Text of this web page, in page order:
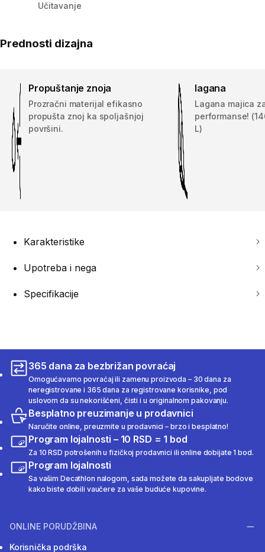
Učitavanje
Prednosti dizajna
Propuštanje znoja
Prozračni materijal efikasno
propušta znoj ka spoljašnjoj
površini.
lagana
Lagana majica
performanse!
L)
Karakteristike
Upotreba i nega
Specifikacije
365 dana za bezbrižan povraćaj
Omogućavamo povraćaj ili zamenu proizvoda – 30 dana za
neregistrovane i 365 dana za registrovane korisnike, pod
uslovom da su nekorišćeni, čisti i u originalnom pakovanju.
Besplatno preuzimanje u prodavnici
Naručite online, preuzmite u prodavnici – brzo i besplatno!
Program lojalnosti – 10 RSD = 1 bod
Za 10 RSD potrošenih u fizičkoj prodavnici ili online dobijate 1 bod.
Program lojalnosti
Sa vašim Decathlon nalogom, sada možete da sakupljate bodove
kako biste dobili vaučere za vaše buduće kupovine.
ONLINE PORUDŽBINA
Korisnička podrška